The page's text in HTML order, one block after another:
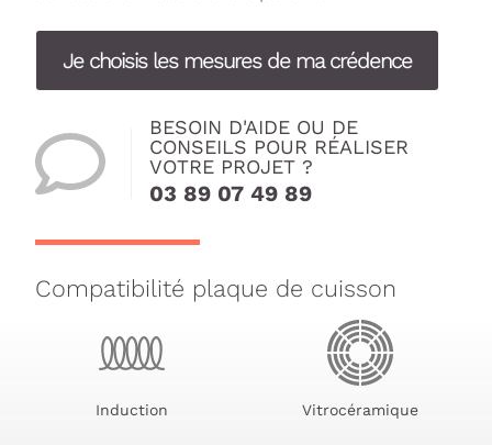
Je choisis les mesures de ma crédence
BESOIN D'AIDE OU DE
CONSEILS POUR RÉALISER
VOTRE PROJET ?
03 89 07 49 89
Compatibilité plaque de cuisson
Induction Vitrocéramique